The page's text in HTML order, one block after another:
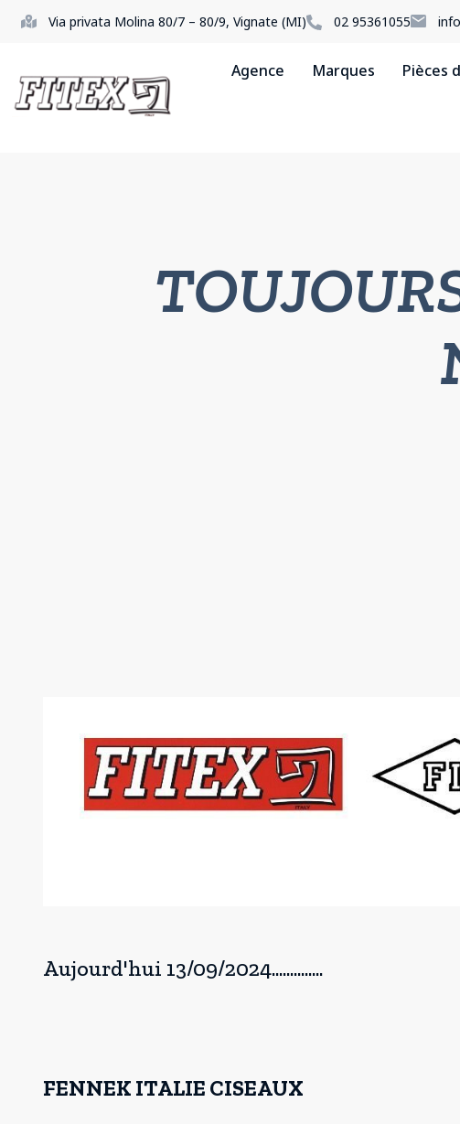
Via privata Molina 80/7 – 80/9, Vignate (MI) 02 95361055
Agence Marques Pièces
Aujourd'hui 13/09/2024..............
FENNEK ITALIE CISEAUX